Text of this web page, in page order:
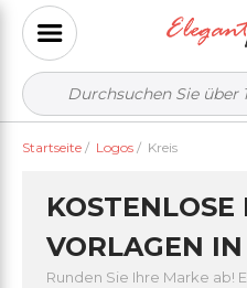
Startseite / Logos / Kreis
KOSTENLOSE
VORLAGEN
Runden Sie Ihre Marke ab!